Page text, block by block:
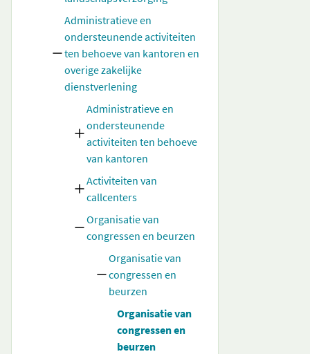
Administratieve en
ondersteunende activiteiten
ten behoeve van kantoren en
overige zakelijke
dienstverlening
Administratieve en
ondersteunende
activiteiten ten behoeve
van kantoren
Activiteiten van
callcenters
Organisatie van
congressen en beurzen
Organisatie van
congressen en
beurzen
Organisatie van
congressen en
beurzen